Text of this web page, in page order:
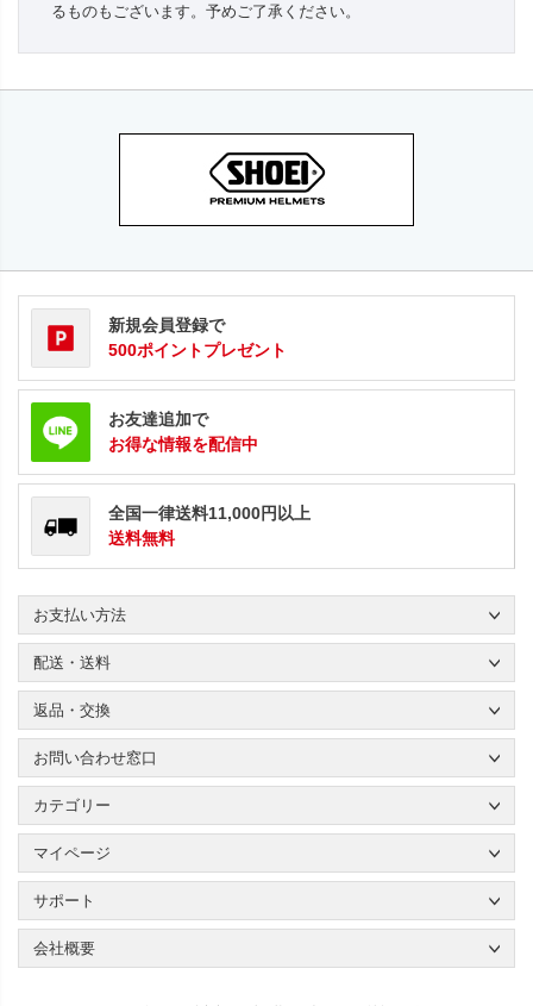
るものもございます。予めご了承ください。
新規会員登録で
500ポイントプレゼント
お友達追加で
お得な情報を配信中
全国一律送料11,000円以上
送料無料
お支払い方法
配送・送料
返品・交換
お問い合わせ窓口
カテゴリー
マイページ
サポート
会社概要